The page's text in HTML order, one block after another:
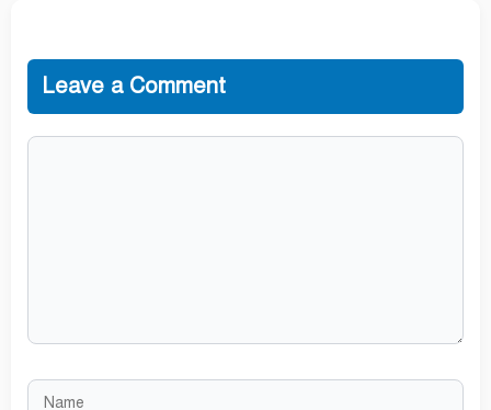
Leave a Comment
Comment
Name